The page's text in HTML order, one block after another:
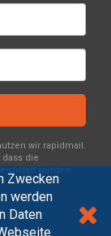
Zwecken
werden
Daten
wir rapidmail.
die
werden.